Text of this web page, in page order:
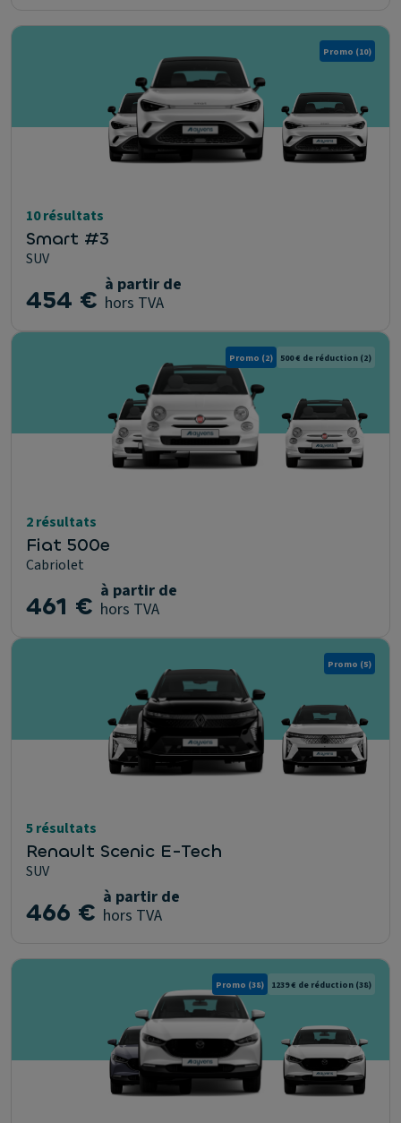
Promo (10)
10 résultats
Smart #3
SUV
454 € à partir de
hors TVA
Promo (2) 500 € de réduction (2)
2 résultats
Fiat 500e
Cabriolet
461 € à partir de
hors TVA
Promo (5)
5 résultats
Renault Scenic E-Tech
SUV
466 € à partir de
hors TVA
Promo (38) 1239 € de réduction (38)